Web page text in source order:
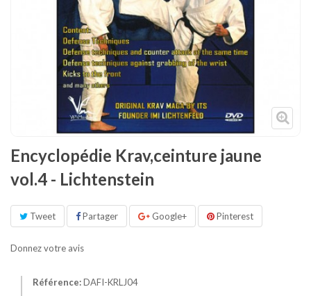
Accessoires
Tatamis
Décoration
Voir plus
Encyclopédie Krav,ceinture jaune
vol.4 - Lichtenstein
Tweet Partager Google+ Pinterest
Donnez votre avis
Référence:DAFI-KRLJ04